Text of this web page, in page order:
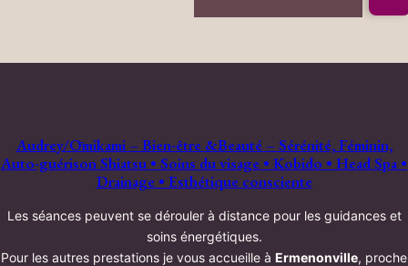
Audrey/Ōmikami – Bien-être &Beauté – Sérénité, Féminin,
Auto-guérison Shiatsu • Soins du visage • Kobido • Head Spa •
Drainage • Esthétique consciente
Les séances peuvent se dérouler à distance pour les guidances et
soins énergétiques.
Pour les autres prestations je vous accueille à Ermenonville, proche